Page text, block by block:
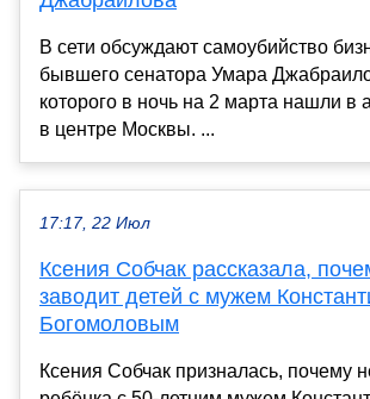
В сети обсуждают самоубийство
бывшего сенатора Умара
которого в ночь на 2 марта нашли в
в центре Москвы. ...
17:17, 22 Июл
Ксения Собчак рассказала,
заводит детей с мужем
Богомоловым
Ксения Собчак призналась, почему